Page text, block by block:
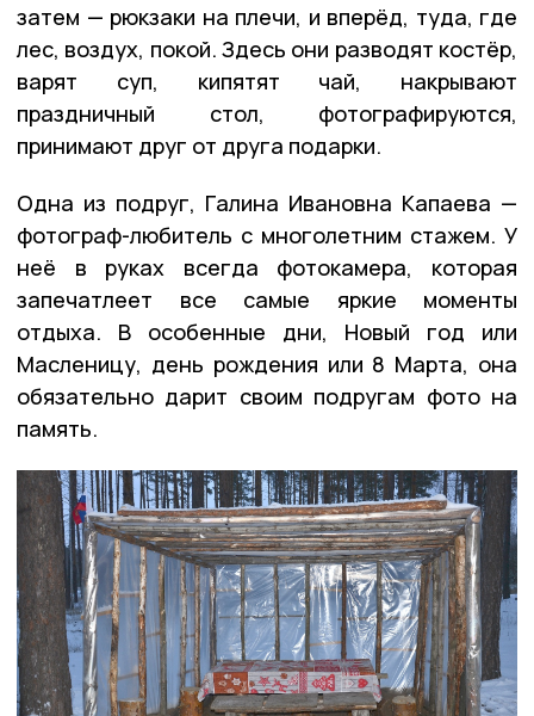
затем — рюкзаки на плечи, и вперёд, туда, где
лес, воздух, покой. Здесь они разводят костёр,
варят суп, кипятят чай, накрывают
праздничный стол, фотографируются,
принимают друг от друга подарки.
Одна из подруг, Галина Ивановна Капаева —
фотограф-любитель с многолетним стажем. У
неё в руках всегда фотокамера, которая
запечатлеет все самые яркие моменты
отдыха. В особенные дни, Новый год или
Масленицу, день рождения или 8 Марта, она
обязательно дарит своим подругам фото на
память.